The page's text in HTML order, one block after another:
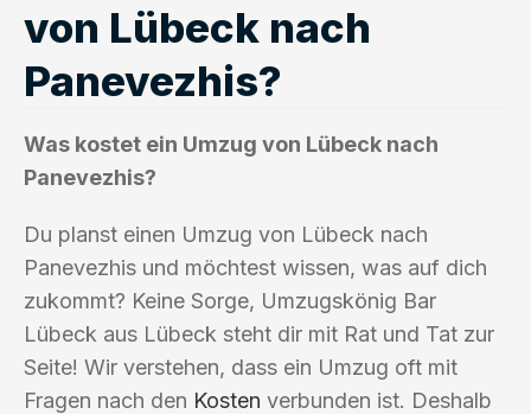
von Lübeck nach
Panevezhis?
Was kostet ein Umzug von Lübeck nach
Panevezhis?
Du planst einen Umzug von Lübeck nach
Panevezhis und möchtest wissen, was auf dich
zukommt? Keine Sorge, Umzugskönig Bar
Lübeck aus Lübeck steht dir mit Rat und Tat zur
Seite! Wir verstehen, dass ein Umzug oft mit
Fragen nach den Kosten verbunden ist. Deshalb